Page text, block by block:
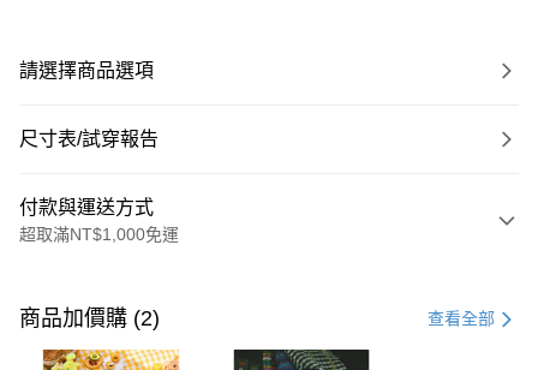
請選擇商品選項
尺寸表/試穿報告
付款與運送方式
超取滿NT$1,000免運
信用卡一次付款
購物金
商品加價購 (2) 查看全部